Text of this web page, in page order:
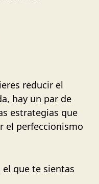
reducir el
hay un par de
estrategias que
el perfeccionismo
que te sientas